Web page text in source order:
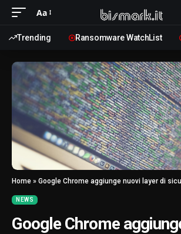
Aa
Trending Ransomware WatchList
Home » Google Chrome aggiunge nuovi layer di sicurezza per
NEWS
Google Chrome